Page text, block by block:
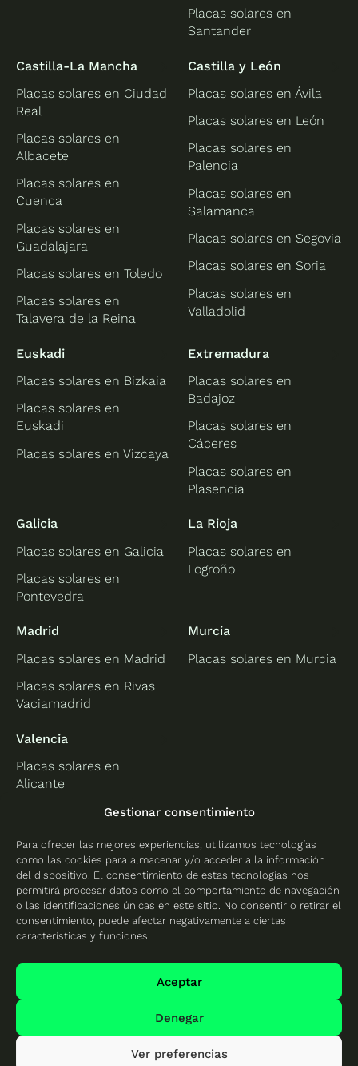
Gestionar consentimiento
Para ofrecer las mejores experiencias, utilizamos tecnologías
como las cookies para almacenar y/o acceder a la información
del dispositivo. El consentimiento de estas tecnologías nos
permitirá procesar datos como el comportamiento de navegación
o las identificaciones únicas en este sitio. No consentir o retirar el
consentimiento, puede afectar negativamente a ciertas
características y funciones.
Aceptar
Denegar
Ver preferencias
Placas solares en
Santander
Castilla-La Mancha
Placas solares en Ciudad
Real
Placas solares en
Albacete
Placas solares en
Cuenca
Placas solares en
Guadalajara
Placas solares en Toledo
Placas solares en
Talavera de la Reina
Castilla y León
Placas solares en Ávila
Placas solares en León
Placas solares en
Palencia
Placas solares en
Salamanca
Placas solares en Segovia
Placas solares en Soria
Placas solares en
Valladolid
Euskadi
Placas solares en Bizkaia
Placas solares en
Euskadi
Placas solares en Vizcaya
Extremadura
Placas solares en
Badajoz
Placas solares en
Cáceres
Placas solares en
Plasencia
Galicia
Placas solares en Galicia
Placas solares en
Pontevedra
La Rioja
Placas solares en
Logroño
Madrid
Placas solares en Madrid
Placas solares en Rivas
Vaciamadrid
Murcia
Placas solares en Murcia
Valencia
Placas solares en
Alicante
Placas solares en
Placas solares en
Valencia
Protección de datos
Política de cookies
Mapa del sitio